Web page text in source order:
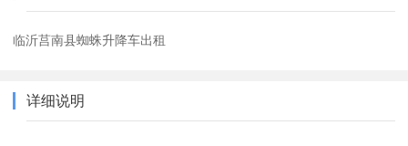
临沂莒南县蜘蛛升降车出租
详细说明